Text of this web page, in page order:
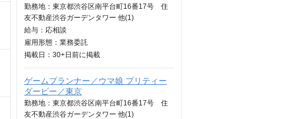
勤務地：東京都渋谷区南平台町16番17号 住
友不動産渋谷ガーデンタワー 他(1)
給与： 応相談
雇用形態：業務委託
掲載日： 30+日 前に掲載
ゲームプランナー／ウマ娘 プリティー
ダービー／東京
勤務地：東京都渋谷区南平台町16番17号 住
友不動産渋谷ガーデンタワー 他(1)